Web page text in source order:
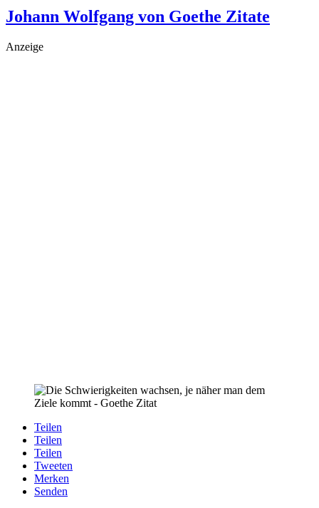
Johann Wolfgang von Goethe Zitate
Anzeige
Teilen
Teilen
Teilen
Tweeten
Merken
Senden